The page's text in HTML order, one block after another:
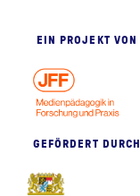
EIN PROJEKT VON
GEFÖRDERT DURCH